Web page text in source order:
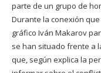
parte de un grupo de
Durante la conexión
gráfico Iván Makarov
se han situado frente a
que, según explica la